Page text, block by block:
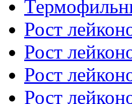
Рост
Рост
Рост
Рост